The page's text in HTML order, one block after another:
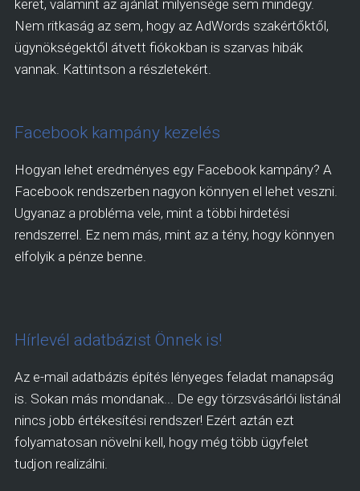
keret, valamint az ajánlat milyensége sem mindegy.
Nem ritkaság az sem, hogy az AdWords szakértőktől,
ügynökségektől átvett fiókokban is szarvas hibák
vannak. Kattintson a részletekért.
Facebook kampány kezelés
Hogyan lehet eredményes egy Facebook kampány? A
Facebook rendszerben nagyon könnyen el lehet veszni.
Ugyanaz a probléma vele, mint a többi hirdetési
rendszerrel. Ez nem más, mint az a tény, hogy könnyen
elfolyik a pénze benne.
Hírlevél adatbázist Önnek is!
Az e-mail adatbázis építés lényeges feladat manapság
is. Sokan más mondanak... De egy törzsvásárlói listánál
nincs jobb értékesítési rendszer! Ezért aztán ezt
folyamatosan növelni kell, hogy még több ügyfelet
tudjon realizálni.